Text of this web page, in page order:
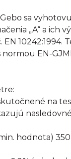
sa
„A“ a ich
10242:1994.
normou EN-
na
hodnota)